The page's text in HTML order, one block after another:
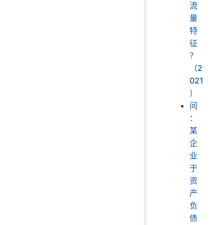
流
量
特
征
？
（2
021
）
问
：
某
企
业
于
资
产
负
债